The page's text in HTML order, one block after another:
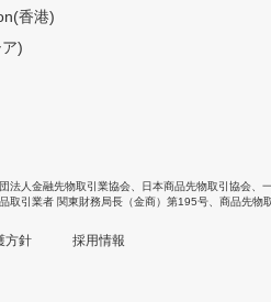
香港)
)
法人金融先物取引業協会 日本商品先物取引協会
取引業者 関東財務局長（金商）第195号、商品先物
方針 採用情報